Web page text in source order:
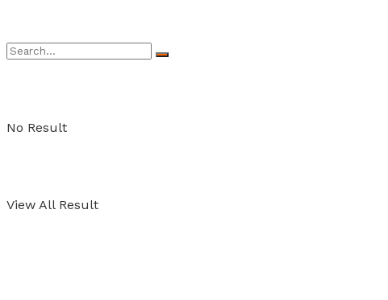
No Result
View All Result